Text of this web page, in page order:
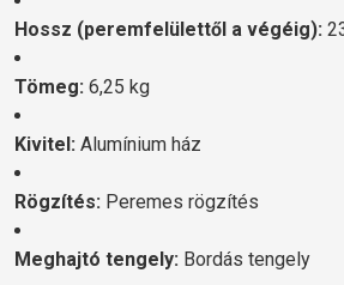
Hossz (peremfelülettől a végéig):
Tömeg: 6,25 kg
Kivitel: Alumínium ház
Rögzítés: Peremes rögzítés
Meghajtó tengely: Bordás tengely